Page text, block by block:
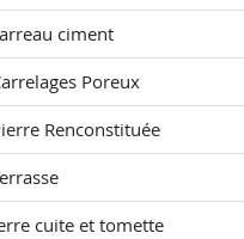
ciment
Poreux
Renconstituée
cuite et tomette